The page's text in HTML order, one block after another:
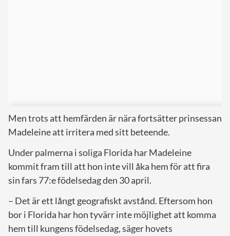
Men trots att hemfärden är nära fortsätter prinsessan
Madeleine att irritera med sitt beteende.
Under palmerna i soliga Florida har Madeleine
kommit fram till att hon inte vill åka hem för att fira
sin fars 77:e födelsedag den 30 april.
– Det är ett långt geografiskt avstånd. Eftersom hon
bor i Florida har hon tyvärr inte möjlighet att komma
hem till kungens födelsedag, säger hovets